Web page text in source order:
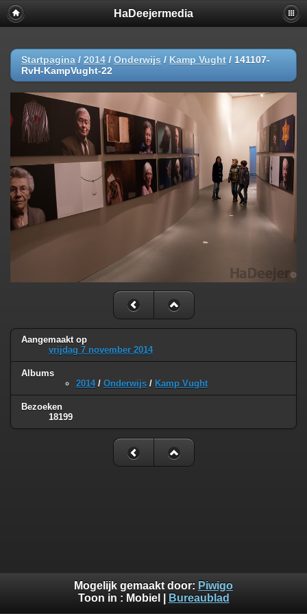
HaDeejermedia
Startpagina / 2014 / Onderwijs / Kamp Vught / 141107-
RvH-KampVught-22
Aangemaakt op
vrijdag 7 november 2014
Albums
2014/ Onderwijs / Kamp Vught
Bezoeken
18199
Mogelijk gemaakt door: Piwigo
Toon in : Mobiel Bureaublad